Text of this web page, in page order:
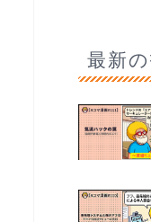
最新